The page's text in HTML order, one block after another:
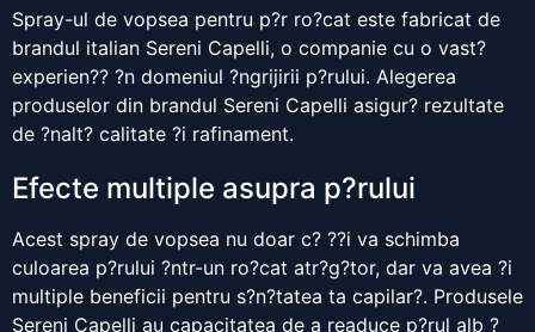
Spray-ul de vopsea pentru p?r ro?cat este fabricat de
brandul italian Sereni Capelli, o companie cu o vast?
experien?? ?n domeniul ?ngrijirii p?rului. Alegerea
produselor din brandul Sereni Capelli asigur? rezultate
de ?nalt? calitate ?i rafinament.
Efecte multiple asupra p?rului
Acest spray de vopsea nu doar c? ??i va schimba
culoarea p?rului ?ntr-un ro?cat atr?g?tor, dar va avea ?i
multiple beneficii pentru s?n?tatea ta capilar?. Produsele
Sereni Capelli au capacitatea de a readuce p?rul alb ?